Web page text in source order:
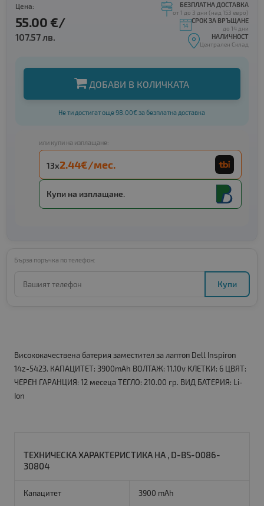
Цена:
55.00 €/
107.57 лв.
БЕЗПЛАТНА ДОСТАВКА
от 1 до 3 дни (над 153 евро)
СРОК ЗА ВРЪЩАНЕ
до 14 дни
НАЛИЧНОСТ
Централен Склад
ДОБАВИ В КОЛИЧКАТА
Не ти достигат още 98.00€ за безплатна доставка
или купи на изплащане:
13x2.44€/мес.
Купи на изплащане.
Бърза поръчка по телефон:
Купи
Висококачествена батерия заместител за лаптоп Dell Inspiron
14z-5423. КАПАЦИТЕТ: 3900mAh ВОЛТАЖ: 11.10v КЛЕТКИ: 6 ЦВЯТ:
ЧЕРЕН ГАРАНЦИЯ: 12 месеца ТЕГЛО: 210.00 гр. ВИД БАТЕРИЯ: Li-
Ion
ТЕХНИЧЕСКА ХАРАКТЕРИСТИКА НА , D-BS-0086-
30804
Капацитет 3900 mAh